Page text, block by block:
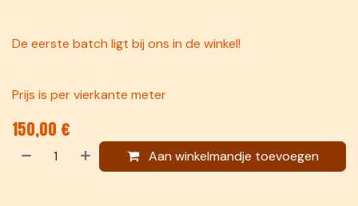
De eerste batch ligt bij ons in de winkel!
Prijs is per vierkante meter
150,00 €
Aan winkelmandje toevoegen